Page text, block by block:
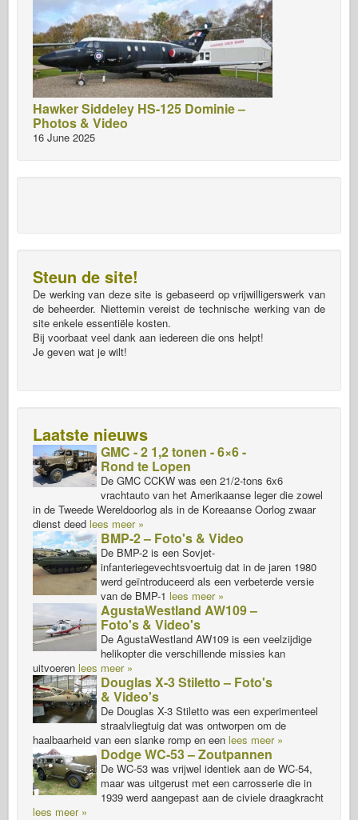
Hawker Siddeley HS-125 Dominie –
Photos & Video
16 June 2025
Steun de site!
De werking van deze site is gebaseerd op vrijwilligerswerk van
de beheerder. Niettemin vereist de technische werking van de
site enkele essentiële kosten.
Bij voorbaat veel dank aan iedereen die ons helpt!
Je geven wat je wilt!
Laatste nieuws
GMC - 2 1,2 tonen - 6×6 -
Rond te Lopen
De GMC CCKW was een 21/2-tons 6x6
vrachtauto van het Amerikaanse leger die zowel
in de Tweede Wereldoorlog als in de Koreaanse Oorlog zwaar
dienst deed lees meer »
BMP-2 – Foto's & Video
De BMP-2 is een Sovjet-
infanteriegevechtsvoertuig dat in de jaren 1980
werd geïntroduceerd als een verbeterde versie
van de BMP-1 lees meer »
AgustaWestland AW109 –
Foto's & Video's
De AgustaWestland AW109 is een veelzijdige
helikopter die verschillende missies kan
uitvoeren lees meer »
Douglas X-3 Stiletto – Foto's
& Video's
De Douglas X-3 Stiletto was een experimenteel
straalvliegtuig dat was ontworpen om de
haalbaarheid van een slanke romp en een lees meer »
Dodge WC-53 – Zoutpannen
De WC-53 was vrijwel identiek aan de WC-54,
maar was uitgerust met een carrosserie die in
1939 werd aangepast aan de civiele draagkracht
lees meer »